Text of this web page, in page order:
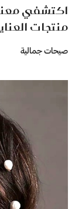
اكتشفي
منتجات
صيحات جمالية